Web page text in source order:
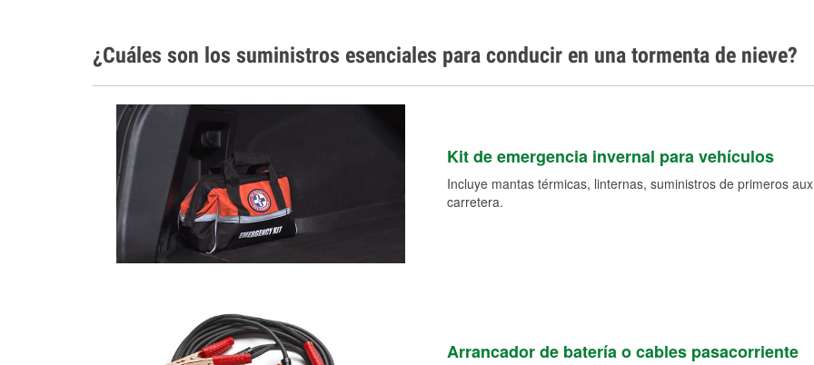
¿Cuáles son los suministros esenciales para conducir en una tormenta de nieve?
Kit de emergencia invernal para vehículos
Incluye mantas térmicas, linternas, suministros de primeros
carretera.
Arrancador de batería o cables pasacorriente